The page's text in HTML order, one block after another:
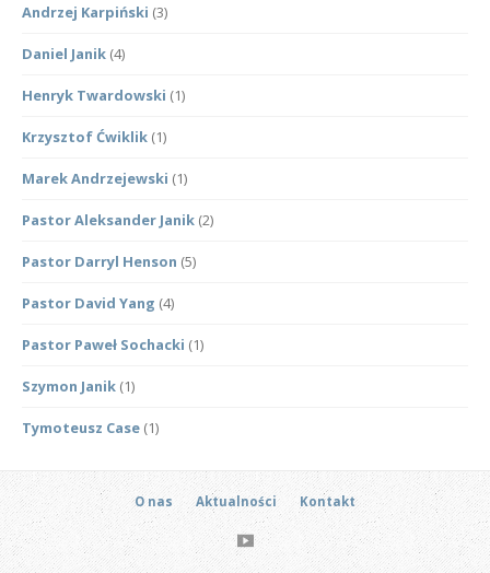
Andrzej Karpiński (3)
Daniel Janik (4)
Henryk Twardowski (1)
Krzysztof Ćwiklik (1)
Marek Andrzejewski (1)
Pastor Aleksander Janik (2)
Pastor Darryl Henson (5)
Pastor David Yang (4)
Pastor Paweł Sochacki (1)
Szymon Janik (1)
Tymoteusz Case (1)
O nas Aktualności Kontakt